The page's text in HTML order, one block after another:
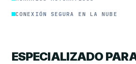
CONEXIÓN SEGURA EN LA NUBE
ESPECIALIZADO